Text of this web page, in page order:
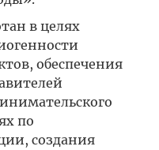
в целях
обеспечения
по
создания